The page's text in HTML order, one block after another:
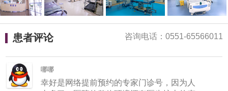
咨询电话：0551-65566011
患者评论
回复
顶(1)
转发
幸好是网络提前预约的专家门诊号，因为人
太多了，医院的整体环境还有医生护士的态